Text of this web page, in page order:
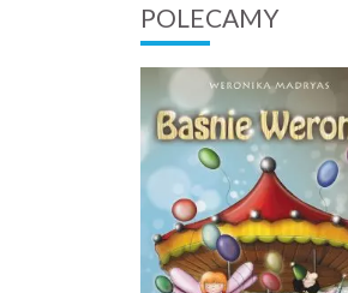
POLECAMY